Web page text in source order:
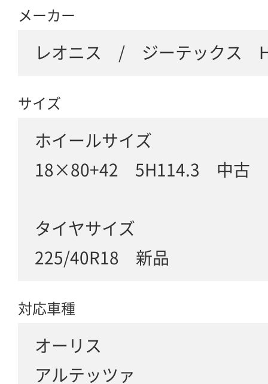
メーカー
レオニス / ジーテックス
サイズ
ホイールサイズ
18×80+42 5H114.3 中古
タイヤサイズ
225/40R18 新品
対応車種
オーリス
アルテッツァ